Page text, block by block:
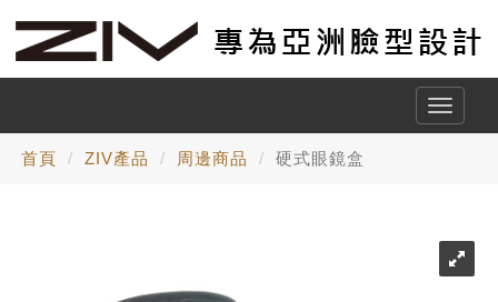
Toggle
首頁 ZIV產品 周邊商品 硬式眼鏡盒